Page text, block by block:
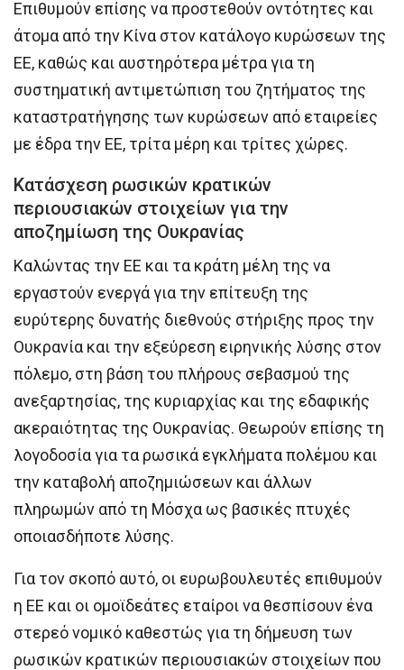
Επιθυμούν επίσης να προστεθούν οντότητες και
άτομα από την Κίνα στον κατάλογο κυρώσεων της
ΕΕ, καθώς και αυστηρότερα μέτρα για τη
συστηματική αντιμετώπιση του ζητήματος της
καταστρατήγησης των κυρώσεων από εταιρείες
με έδρα την ΕΕ, τρίτα μέρη και τρίτες χώρες.
Κατάσχεση ρωσικών κρατικών
περιουσιακών στοιχείων για την
αποζημίωση της Ουκρανίας
Καλώντας την ΕΕ και τα κράτη μέλη της να
εργαστούν ενεργά για την επίτευξη της
ευρύτερης δυνατής διεθνούς στήριξης προς την
Ουκρανία και την εξεύρεση ειρηνικής λύσης στον
πόλεμο, στη βάση του πλήρους σεβασμού της
ανεξαρτησίας, της κυριαρχίας και της εδαφικής
ακεραιότητας της Ουκρανίας. Θεωρούν επίσης τη
λογοδοσία για τα ρωσικά εγκλήματα πολέμου και
την καταβολή αποζημιώσεων και άλλων
πληρωμών από τη Μόσχα ως βασικές πτυχές
οποιασδήποτε λύσης.
Για τον σκοπό αυτό, οι ευρωβουλευτές επιθυμούν
η ΕΕ και οι ομοϊδεάτες εταίροι να θεσπίσουν ένα
στερεό νομικό καθεστώς για τη δήμευση των
ρωσικών κρατικών περιουσιακών στοιχείων που